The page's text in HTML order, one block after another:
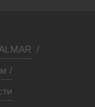
/
/